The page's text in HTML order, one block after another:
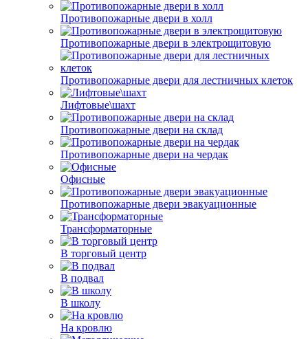
Противопожарные двери в холл
Противопожарные двери в электрощитовую
Противопожарные двери для лестничных клеток
Лифтовые\шахт
Противопожарные двери на склад
Противопожарные двери на чердак
Офисные
Противопожарные двери эвакуационные
Трансформаторные
В торговый центр
В подвал
В школу
На кровлю